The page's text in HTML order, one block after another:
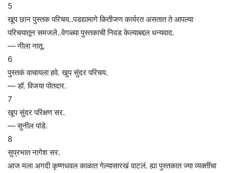
5
खूप छान पुस्तक परिचय..पडद्यामागे कितीजण कार्यरत असतात ते आपल्या
परिचयातून समजले..वेगळ्या पुस्तकाची निवड केल्याबद्दल धन्यवाद.
— नीला नातू.
6
पुस्तकं वाचायला हवे. खुप सुंदर परिचय.
— डॉ. विजया पोतदार.
7
खूप सुंदर परिक्षण सर.
— सुनील पांडे.
8
सुप्रभात नागेश सर.
आज मला अगदी कृष्णधवल काळात गेल्यासारखं वाटलं. ह्या पुस्तकात ज्या व्यक्तींचा